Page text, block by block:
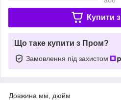
Купити з
Що таке купити з Пром?
Замовлення під захистом
Довжина мм, дюйм